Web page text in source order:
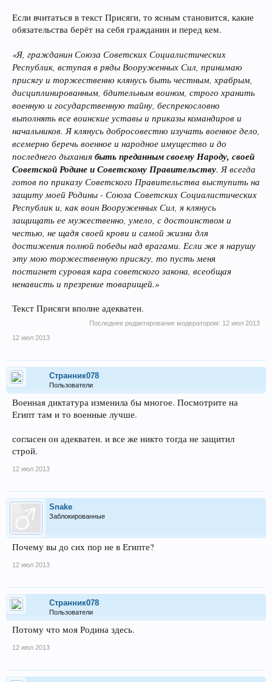
Если вчитаться в текст Присяги, то ясным становится, какие
обязательства берёт на себя гражданин и перед кем.
«Я, гражданин Союза Советских Социалистических
Республик, вступая в ряды Вооруженных Сил, принимаю
присягу и торжественно клянусь быть честным, храбрым,
дисциплинированным, бдительным воином, строго хранить
военную и государственную тайну, беспрекословно
выполнять все воинские уставы и приказы командиров и
начальников. Я клянусь добросовестно изучать военное дело,
всемерно беречь военное и народное имущество и до
последнего дыхания быть преданным своему Народу, своей
Советской Родине и Советскому Правительству. Я всегда
готов по приказу Советского Правительства выступить на
защиту моей Родины - Союза Советских Социалистических
Республик и, как воин Вооруженных Сил, я клянусь
защищать ее мужественно, умело, с достоинством и
честью, не щадя своей крови и самой жизни для
достижения полной победы над врагами. Если же я нарушу
эту мою торжественную присягу, то пусть меня
постигнет суровая кара советского закона, всеобщая
ненависть и презрение товарищей.»
Текст Присяги вполне адекватен.
Последнее редактирование модератором: 12 июл 2013
12 июл 2013
Странник078
Пользователи
Военная диктатура изменила бы многое. Посмотрите на
Египт там и то военные лучше.
согласен он адекватен. и все же никто тогда не защитил
строй.
12 июл 2013
Snake
Заблокированные
Почему вы до сих пор не в Египте?
12 июл 2013
Странник078
Пользователи
Потому что моя Родина здесь.
12 июл 2013